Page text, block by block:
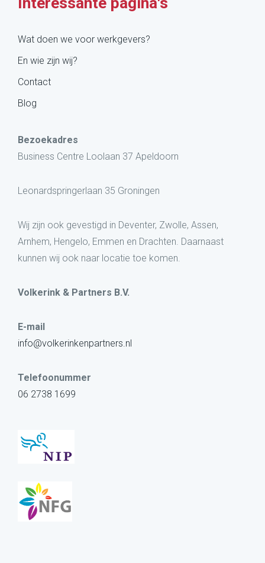
Wat doen we voor werkgevers?
En wie zijn wij?
Contact
Blog
Bezoekadres
Business Centre Loolaan 37 Apeldoorn
Leonardspringerlaan 35 Groningen
Wij zijn ook gevestigd in Deventer, Zwolle, Assen,
Arnhem, Hengelo, Emmen en Drachten. Daarnaast
kunnen wij ook naar locatie toe komen.
Volkerink & Partners B.V.
E-mail
info@volkerinkenpartners.nl
Telefoonummer
06 2738 1699